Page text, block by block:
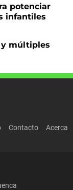
potenciar
infantiles
y múltiples
Contacto
Acerca